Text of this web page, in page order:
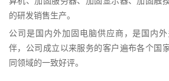
的研发销售生产。
公司是国内外加固电脑供应商，是国内
伴，公司成立以来服务的客户遍布各个国
同领域的一致好评。